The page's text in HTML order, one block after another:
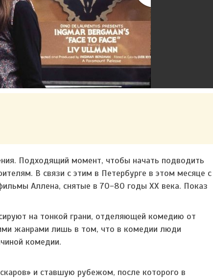
Подходящий момент, чтобы начать подводить
В связи с этим в Петербурге в этом месяце с
Аллена, снятые в 70-80 годы ХХ века. Показ
на тонкой грани, отделяющей комедию от
жанрами лишь в том, что в комедии люди
комедии.
и ставшую рубежом, после которого в